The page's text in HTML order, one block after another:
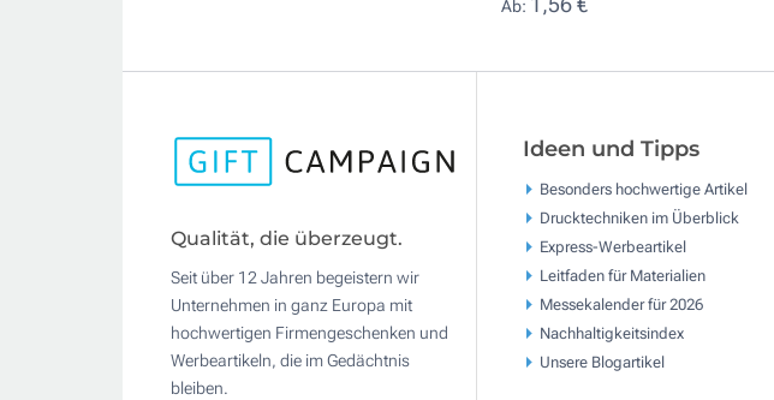
Ab:
Qualität, die überzeugt.
Seit über 12 Jahren begeistern wir
Unternehmen in ganz Europa mit
hochwertigen Firmengeschenken und
Werbeartikeln, die im Gedächtnis
bleiben.
Ideen und Tipps
Besonders hochwertige Artikel
Drucktechniken im Überblick
Express-Werbeartikel
Leitfaden für Materialien
Messekalender für 2026
Nachhaltigkeitsindex
Unsere Blogartikel